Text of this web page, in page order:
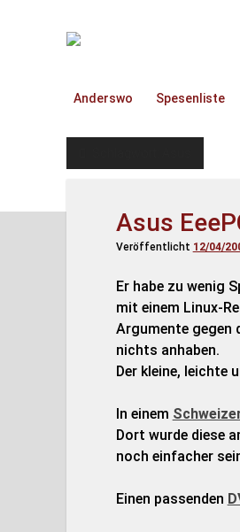
TruckOnline.de
Anderswo Spesenliste
Asus
Veröffentlicht 12/04/
Er habe zu wenig
mit einem Linux-
Argumente gegen
nichts anhaben.
Der kleine, leichte
In einem
Dort wurde diese
noch einfacher
Einen passenden